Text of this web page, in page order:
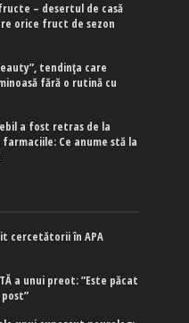
– desertul de casă
orice fruct de sezon
tendința care
fără o rutină cu
a fost retras de la
Ce anume stă la
cercetătorii în APA
a unui preot: ”Este păcat
post”